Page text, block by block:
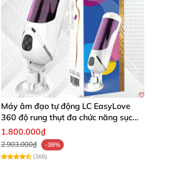
Máy âm đạo tự động LC EasyLove
360 độ rung thụt đa chức năng sục
mạnh
1.800.000₫
2.903.000₫
-38%
(366)